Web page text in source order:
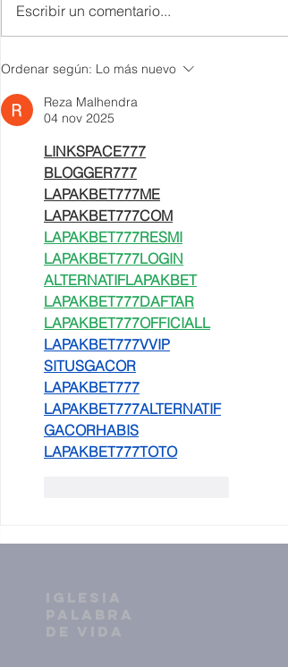
Escribir un comentario...
Ordenar según: Lo más nuevo
Reza Malhendra
04 nov 2025
LINKSPACE777
BLOGGER777
LAPAKBET777ME
LAPAKBET777COM
LAPAKBET777RESMI
LAPAKBET777LOGIN
ALTERNATIFLAPAKBET
LAPAKBET777DAFTAR
LAPAKBET777OFFICIALL
LAPAKBET777VVIP
SITUSGACOR
LAPAKBET777
LAPAKBET777ALTERNATIF
GACORHABIS
LAPAKBET777TOTO